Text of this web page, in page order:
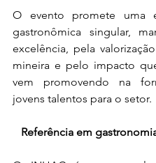
O evento promete uma
gastronômica singular,
excelência, pela
mineira e pelo impacto
vem promovendo na
jovens talentos para o setor.
Referência em